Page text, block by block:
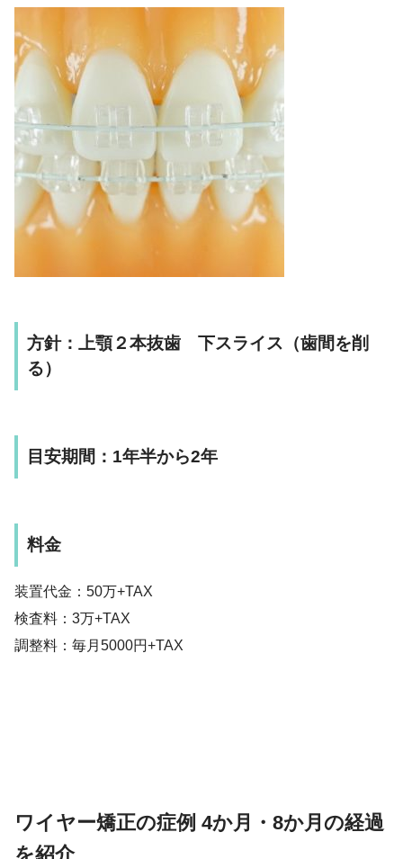
方針：上顎２本抜歯 下スライス（歯間を削
る）
目安期間：1年半から2年
料金
装置代金：50万+TAX
検査料：3万+TAX
調整料：毎月5000円+TAX
ワイヤー矯正の症例 4か月・8か月の経過
を紹介